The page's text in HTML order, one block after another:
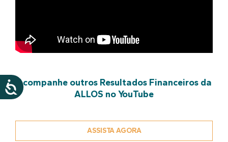
Acompanhe outros Resultados Financeiros da
ALLOS no YouTube
ASSISTA AGORA